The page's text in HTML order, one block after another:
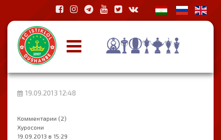
19.09.2013 12:48
Комментарии (2)
Хуросони
19.09.2013 в 15:29